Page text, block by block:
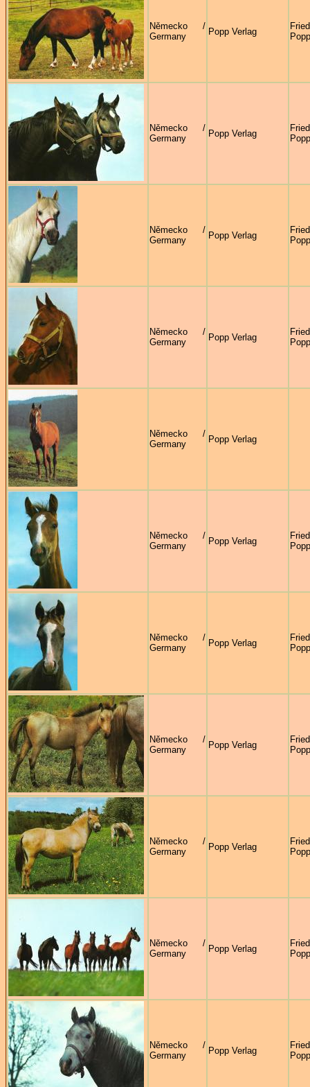
Německo /
Germany
Popp Verlag
Popp
Německo /
Germany
Popp Verlag
Popp
Německo /
Germany
Popp Verlag
Popp
Německo /
Germany
Popp Verlag
Popp
Německo /
Germany
Popp Verlag
Německo /
Germany
Popp Verlag
Popp
Německo /
Germany
Popp Verlag
Popp
Německo /
Germany
Popp Verlag
Popp
Německo /
Germany
Popp Verlag
Popp
Německo /
Germany
Popp Verlag
Popp
Německo /
Germany
Popp Verlag
Popp